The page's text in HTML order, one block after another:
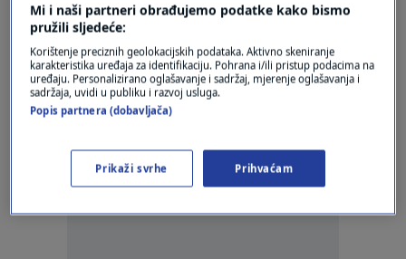
Oglas
Mi i naši partneri obrađujemo podatke kako bismo
pružili sljedeće:
Korištenje preciznih geolokacijskih podataka. Aktivno skeniranje
karakteristika uređaja za identifikaciju. Pohrana i/ili pristup podacima na
uređaju. Personalizirano oglašavanje i sadržaj, mjerenje oglašavanja i
sadržaja, uvidi u publiku i razvoj usluga.
Popis partnera (dobavljača)
Prikaži svrhe Prihvaćam